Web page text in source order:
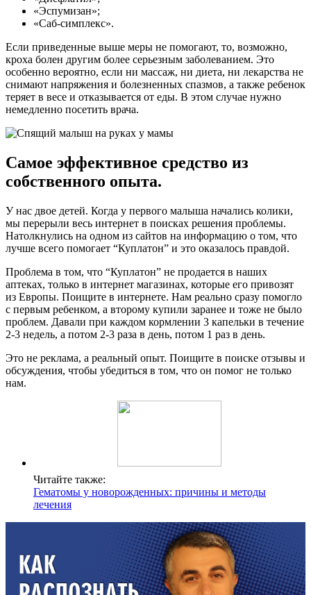
«Эспумизан»;
«Саб-симплекс».
Если приведенные выше меры не помогают, то, возможно,
кроха болен другим более серьезным заболеванием. Это
особенно вероятно, если ни массаж, ни диета, ни лекарства не
снимают напряжения и болезненных спазмов, а также ребенок
теряет в весе и отказывается от еды. В этом случае нужно
немедленно посетить врача.
Самое эффективное средство из
собственного опыта.
У нас двое детей. Когда у первого малыша начались колики,
мы перерыли весь интернет в поисках решения проблемы.
Натолкнулись на одном из сайтов на информацию о том, что
лучше всего помогает “Куплатон” и это оказалось правдой.
Проблема в том, что “Куплатон” не продается в наших
аптеках, только в интернет магазинах, которые его привозят
из Европы. Поищите в интернете. Нам реально сразу помогло
с первым ребенком, а второму купили заранее и тоже не было
проблем. Давали при каждом кормлении 3 капельки в течение
2-3 недель, а потом 2-3 раза в день, потом 1 раз в день.
Это не реклама, а реальный опыт. Поищите в поиске отзывы и
обсуждения, чтобы убедиться в том, что он помог не только
нам.
Читайте также:
Гематомы у новорожденных: причины и методы
лечения